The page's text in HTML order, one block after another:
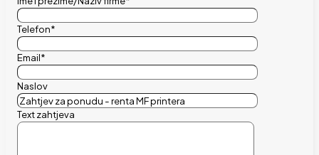
Telefon*
Email*
Naslov
Text zahtjeva